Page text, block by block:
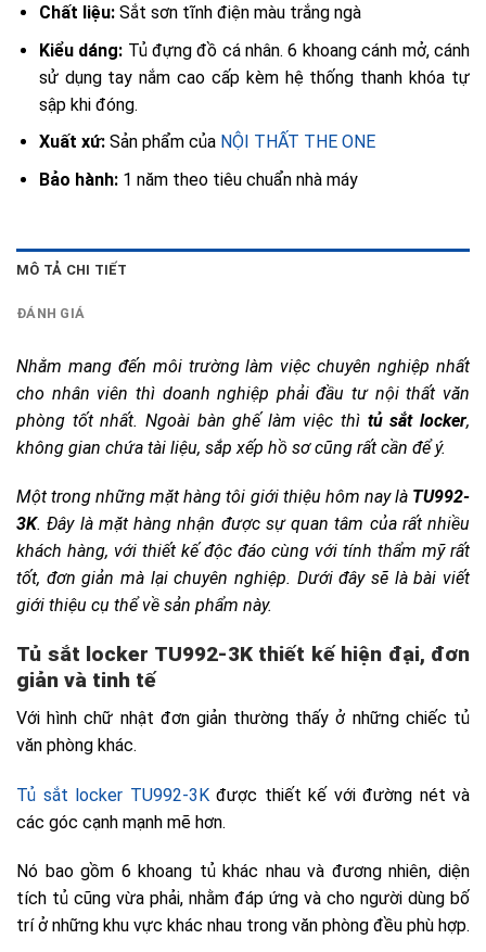
Chất liệu:Sắt sơn tĩnh điện màu trắng ngà
Kiểu dáng: Tủ đựng đồ cá nhân. 6 khoang cánh mở, cánh
sử dụng tay nắm cao cấp kèm hệ thống thanh khóa tự
sập khi đóng.
Xuất xứ:Sản phẩm của NỘI THẤT THE ONE
Bảo hành:1 năm theo tiêu chuẩn nhà máy
MÔ TẢ CHI TIẾT
ĐÁNH GIÁ
Nhằm mang đến môi trường làm việc chuyên nghiệp nhất
cho nhân viên thì doanh nghiệp phải đầu tư nội thất văn
phòng tốt nhất. Ngoài bàn ghế làm việc thì tủ sắt locker,
không gian chứa tài liệu, sắp xếp hồ sơ cũng rất cần để ý.
Một trong những mặt hàng tôi giới thiệu hôm nay là TU992-
3K. Đây là mặt hàng nhận được sự quan tâm của rất nhiều
khách hàng, với thiết kế độc đáo cùng với tính thẩm mỹ rất
tốt, đơn giản mà lại chuyên nghiệp. Dưới đây sẽ là bài viết
giới thiệu cụ thể về sản phẩm này.